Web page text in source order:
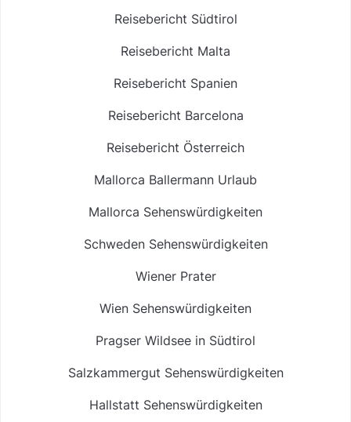
Reisebericht Südtirol
Reisebericht Malta
Reisebericht Spanien
Reisebericht Barcelona
Reisebericht Österreich
Mallorca Ballermann Urlaub
Mallorca Sehenswürdigkeiten
Schweden Sehenswürdigkeiten
Wiener Prater
Wien Sehenswürdigkeiten
Pragser Wildsee in Südtirol
Salzkammergut Sehenswürdigkeiten
Hallstatt Sehenswürdigkeiten